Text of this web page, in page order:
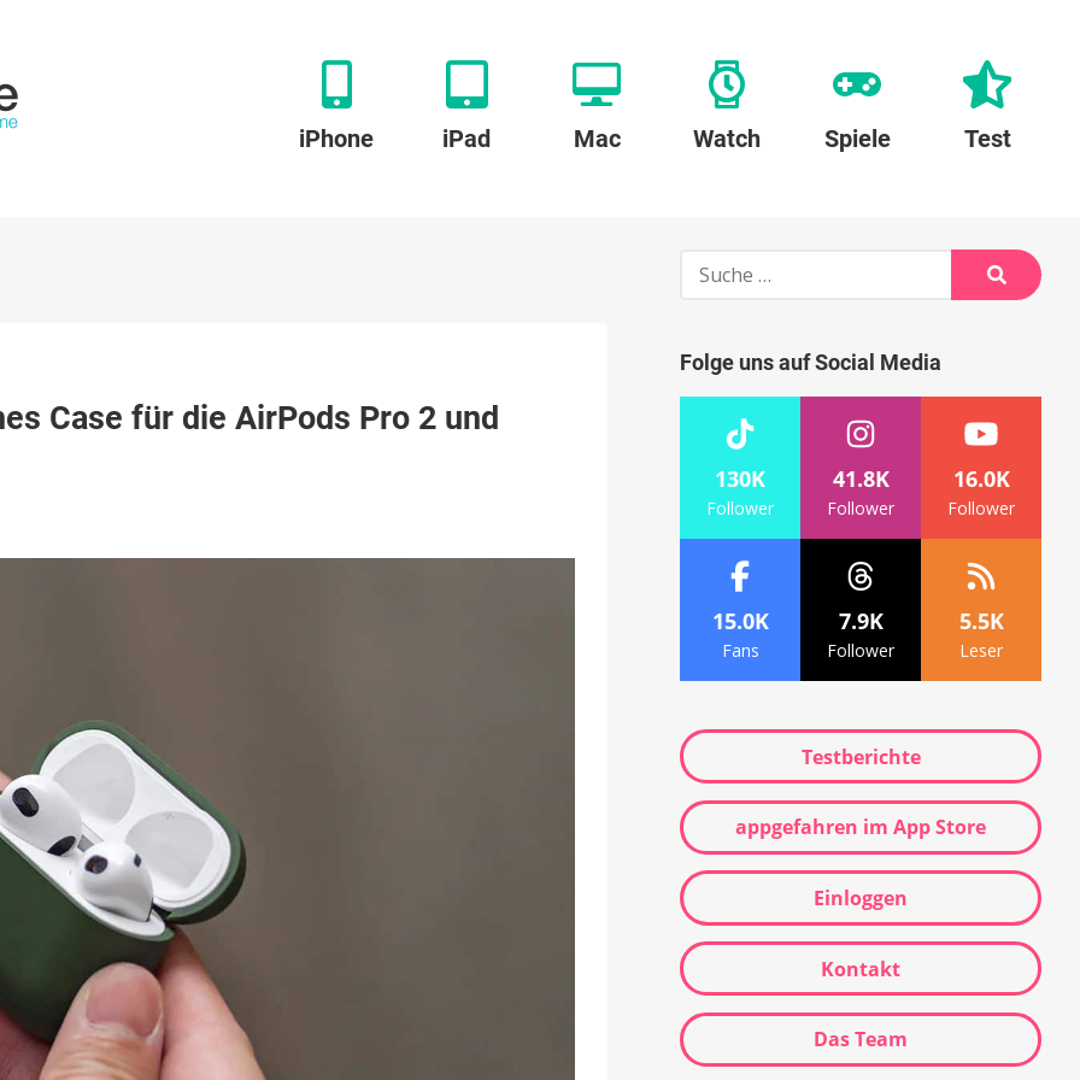
iPhone iPad Mac Watch Spiele Test
Case für die AirPods Pro 2 und
Suche
Suche
Folge uns auf Social Media
130K
Follower
41.8K
Follower
16.0K
Follower
15.0K
Fans
7.9K
Follower
5.5K
Leser
Testberichte
appgefahren im App Store
Einloggen
Kontakt
Das Team